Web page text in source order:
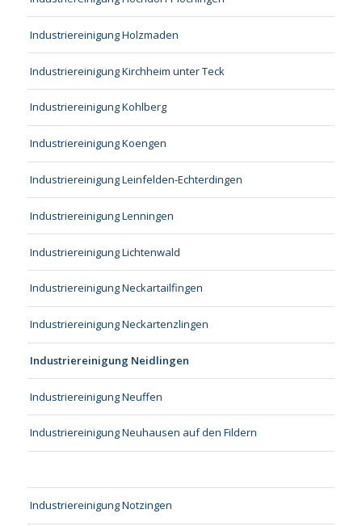
Industriereinigung Holzmaden
Industriereinigung Kirchheim unter Teck
Industriereinigung Kohlberg
Industriereinigung Koengen
Industriereinigung Leinfelden-Echterdingen
Industriereinigung Lenningen
Industriereinigung Lichtenwald
Industriereinigung Neckartailfingen
Industriereinigung Neckartenzlingen
Industriereinigung Neidlingen
Industriereinigung Neuffen
Industriereinigung Neuhausen auf den Fildern
Industriereinigung Notzingen